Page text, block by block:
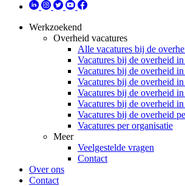
Werkzoekend
Overheid vacatures
Alle vacatures bij de
Vacatures bij de overheid
Vacatures bij de overheid
Vacatures bij de overheid
Vacatures bij de overheid
Vacatures bij de overheid
Vacatures bij de overheid
Vacatures per organisatie
Meer
Veelgestelde vragen
Contact
Over ons
Contact